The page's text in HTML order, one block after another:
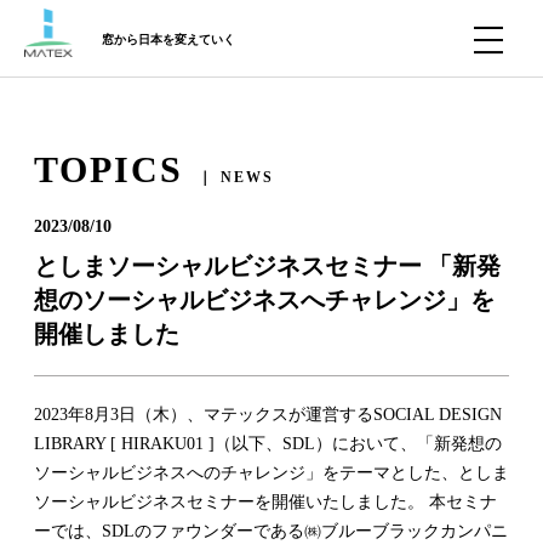
窓から日本を変えていく
TOPICS ｜ NEWS
2023/08/10
としまソーシャルビジネスセミナー 「新発
想のソーシャルビジネスへチャレンジ」を
開催しました
2023年8月3日（木）、マテックスが運営するSOCIAL DESIGN
LIBRARY [ HIRAKU01 ]（以下、SDL）において、「新発想の
ソーシャルビジネスへのチャレンジ」をテーマとした、としま
ソーシャルビジネスセミナーを開催いたしました。 本セミナ
ーでは、SDLのファウンダーである㈱ブルーブラックカンパニ